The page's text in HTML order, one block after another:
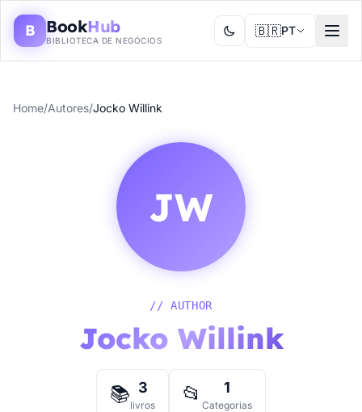
B BookHub
BIBLIOTECA DE NEGÓCIOS
🇧🇷PT
Home/Autores/Jocko Willink
JW
// AUTHOR
Jocko Willink
📚 3
livros 📂 1
Categorias